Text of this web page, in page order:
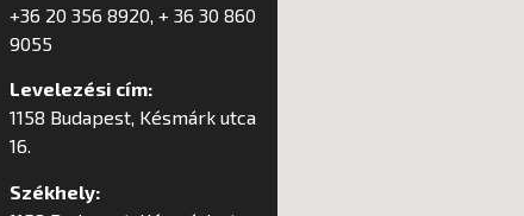
+36 20 356 8920, + 36 30 860
9055
Levelezési cím:
1158 Budapest, Késmárk utca
16.
Székhely: